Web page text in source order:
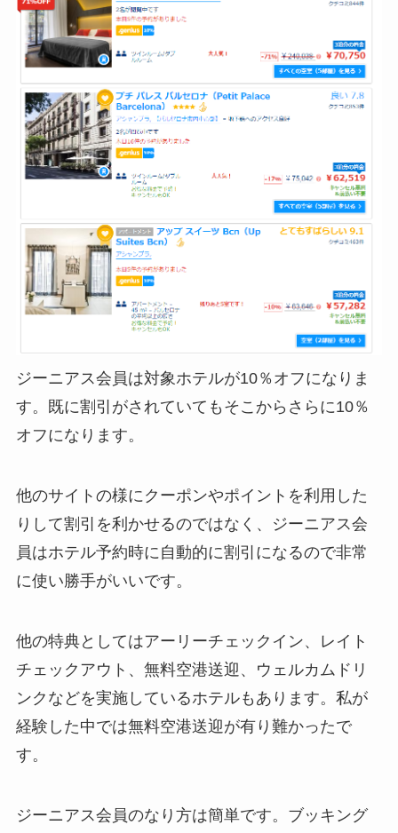
ジーニアス会員は対象ホテルが10％オフになりま
す。既に割引がされていてもそこからさらに10％
オフになります。
他のサイトの様にクーポンやポイントを利用した
りして割引を利かせるのではなく、ジーニアス会
員はホテル予約時に自動的に割引になるので非常
に使い勝手がいいです。
他の特典としてはアーリーチェックイン、レイト
チェックアウト、無料空港送迎、ウェルカムドリ
ンクなどを実施しているホテルもあります。私が
経験した中では無料空港送迎が有り難かったで
す。
ジーニアス会員のなり方は簡単です。ブッキング